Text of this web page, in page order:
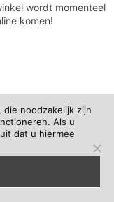
wordt momenteel
komen!
die noodzakelijk zijn
Als u
dat u hiermee